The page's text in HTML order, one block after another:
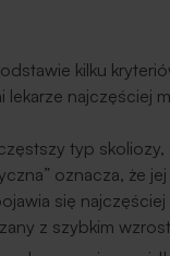
kilku
najczęściej
typ
oznacza, że
się
z szybkim